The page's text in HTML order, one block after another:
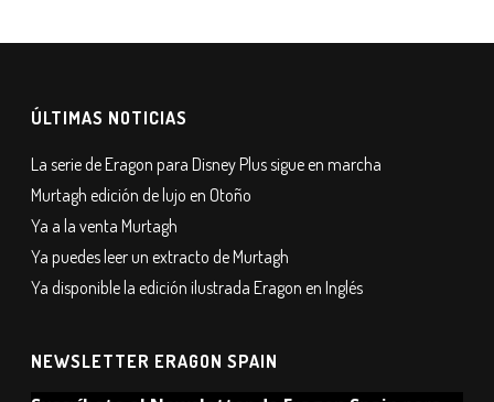
ÚLTIMAS NOTICIAS
La serie de Eragon para Disney Plus sigue en marcha
Murtagh edición de lujo en Otoño
Ya a la venta Murtagh
Ya puedes leer un extracto de Murtagh
Ya disponible la edición ilustrada Eragon en Inglés
NEWSLETTER ERAGON SPAIN